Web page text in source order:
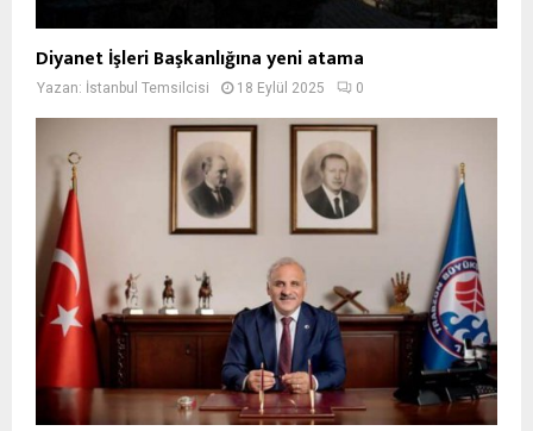
Diyanet İşleri Başkanlığına yeni atama
Yazan: İstanbul Temsilcisi 18 Eylül 2025 0